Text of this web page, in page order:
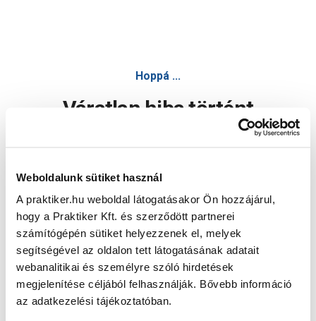
Weboldalunk sütiket használ
A praktiker.hu weboldal látogatásakor Ön hozzájárul,
hogy a Praktiker Kft. és szerződött partnerei
számítógépén sütiket helyezzenek el, melyek
segítségével az oldalon tett látogatásának adatait
webanalitikai és személyre szóló hirdetések
megjelenítése céljából felhasználják. Bővebb információ
az adatkezelési tájékoztatóban.
Hoppá ...
Váratlan hiba történt
Oldal újratöltése